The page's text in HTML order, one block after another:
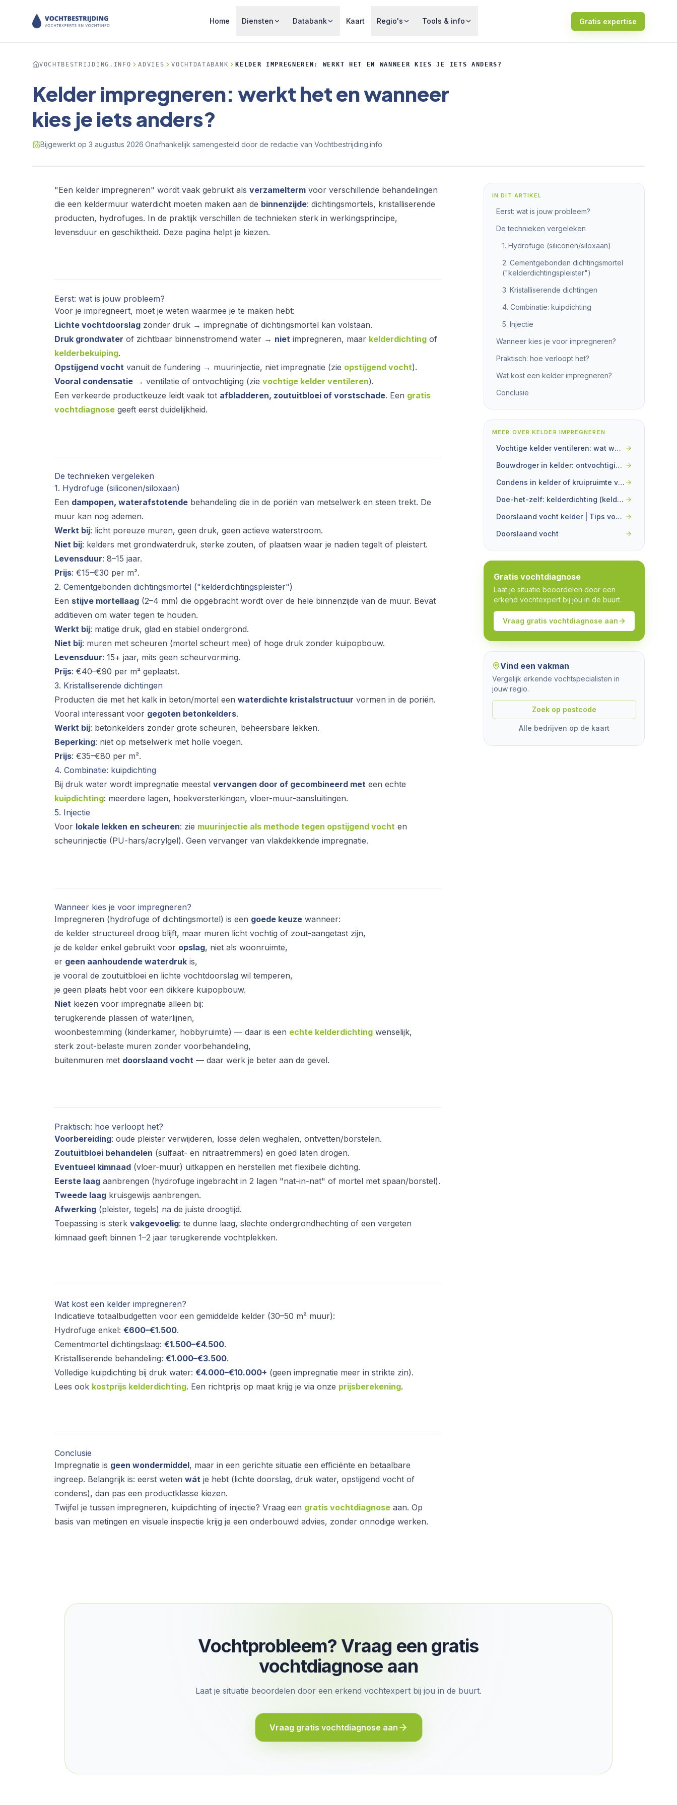
Home Diensten Databank Kaart Regio's Tools & info Gratis expertise
VOCHTBESTRIJDING.INFO ADVIES VOCHTDATABANK KELDER IMPREGNEREN: WERKT HET EN WANNEER KIES JE IETS ANDERS?
Kelder impregneren: werkt het en wanneer
kies je iets anders?
Bijgewerkt op 3 augustus 2026·Onafhankelijk samengesteld door de redactie van Vochtbestrijding.info
"Een kelder impregneren" wordt vaak gebruikt als verzamelterm voor verschillende behandelingen
die een keldermuur waterdicht moeten maken aan de binnenzijde: dichtingsmortels, kristalliserende
producten, hydrofuges. In de praktijk verschillen de technieken sterk in werkingsprincipe,
levensduur en geschiktheid. Deze pagina helpt je kiezen.
Eerst: wat is jouw probleem?
Voor je impregneert, moet je weten waarmee je te maken hebt:
Lichte vochtdoorslag zonder druk → impregnatie of dichtingsmortel kan volstaan.
Druk grondwater of zichtbaar binnenstromend water → niet impregneren, maar kelderdichting of
kelderbekuiping.
Opstijgend vocht vanuit de fundering → muurinjectie, niet impregnatie (zie opstijgend vocht).
Vooral condensatie → ventilatie of ontvochtiging (zie vochtige kelder ventileren).
Een verkeerde productkeuze leidt vaak tot afbladderen, zoutuitbloei of vorstschade. Een gratis
vochtdiagnose geeft eerst duidelijkheid.
De technieken vergeleken
1. Hydrofuge (siliconen/siloxaan)
Een dampopen, waterafstotende behandeling die in de poriën van metselwerk en steen trekt. De
muur kan nog ademen.
Werkt bij: licht poreuze muren, geen druk, geen actieve waterstroom.
Niet bij: kelders met grondwaterdruk, sterke zouten, of plaatsen waar je nadien tegelt of pleistert.
Levensduur: 8–15 jaar.
Prijs: €15–€30 per m².
2. Cementgebonden dichtingsmortel ("kelderdichtingspleister")
Een stijve mortellaag (2–4 mm) die opgebracht wordt over de hele binnenzijde van de muur. Bevat
additieven om water tegen te houden.
Werkt bij: matige druk, glad en stabiel ondergrond.
Niet bij: muren met scheuren (mortel scheurt mee) of hoge druk zonder kuipopbouw.
Levensduur: 15+ jaar, mits geen scheurvorming.
Prijs: €40–€90 per m² geplaatst.
3. Kristalliserende dichtingen
Producten die met het kalk in beton/mortel een waterdichte kristalstructuur vormen in de poriën.
Vooral interessant voor gegoten betonkelders.
Werkt bij: betonkelders zonder grote scheuren, beheersbare lekken.
Beperking: niet op metselwerk met holle voegen.
Prijs: €35–€80 per m².
4. Combinatie: kuipdichting
Bij druk water wordt impregnatie meestal vervangen door of gecombineerd met een echte
kuipdichting: meerdere lagen, hoekversterkingen, vloer-muur-aansluitingen.
5. Injectie
Voor lokale lekken en scheuren: zie muurinjectie als methode tegen opstijgend vocht en
scheurinjectie (PU-hars/acrylgel). Geen vervanger van vlakdekkende impregnatie.
Wanneer kies je voor impregneren?
Impregneren (hydrofuge of dichtingsmortel) is een goede keuze wanneer:
de kelder structureel droog blijft, maar muren licht vochtig of zout-aangetast zijn,
je de kelder enkel gebruikt voor opslag, niet als woonruimte,
er geen aanhoudende waterdruk is,
je vooral de zoutuitbloei en lichte vochtdoorslag wil temperen,
je geen plaats hebt voor een dikkere kuipopbouw.
Niet kiezen voor impregnatie alleen bij:
terugkerende plassen of waterlijnen,
woonbestemming (kinderkamer, hobbyruimte) — daar is een echte kelderdichting wenselijk,
sterk zout-belaste muren zonder voorbehandeling,
buitenmuren met doorslaand vocht — daar werk je beter aan de gevel.
Praktisch: hoe verloopt het?
Voorbereiding: oude pleister verwijderen, losse delen weghalen, ontvetten/borstelen.
Zoutuitbloei behandelen (sulfaat- en nitraatremmers) en goed laten drogen.
Eventueel kimnaad (vloer-muur) uitkappen en herstellen met flexibele dichting.
Eerste laag aanbrengen (hydrofuge ingebracht in 2 lagen "nat-in-nat" of mortel met spaan/borstel).
Tweede laag kruisgewijs aanbrengen.
Afwerking (pleister, tegels) na de juiste droogtijd.
Toepassing is sterk vakgevoelig: te dunne laag, slechte ondergrondhechting of een vergeten
kimnaad geeft binnen 1–2 jaar terugkerende vochtplekken.
Wat kost een kelder impregneren?
Indicatieve totaalbudgetten voor een gemiddelde kelder (30–50 m² muur):
Hydrofuge enkel: €600–€1.500.
Cementmortel dichtingslaag: €1.500–€4.500.
Kristalliserende behandeling: €1.000–€3.500.
Volledige kuipdichting bij druk water: €4.000–€10.000+ (geen impregnatie meer in strikte zin).
Lees ook kostprijs kelderdichting. Een richtprijs op maat krijg je via onze prijsberekening.
Conclusie
Impregnatie is geen wondermiddel, maar in een gerichte situatie een efficiënte en betaalbare
ingreep. Belangrijk is: eerst weten wát je hebt (lichte doorslag, druk water, opstijgend vocht of
condens), dan pas een productklasse kiezen.
Twijfel je tussen impregneren, kuipdichting of injectie? Vraag een gratis vochtdiagnose aan. Op
basis van metingen en visuele inspectie krijg je een onderbouwd advies, zonder onnodige werken.
IN DIT ARTIKEL
Eerst: wat is jouw probleem?
De technieken vergeleken
1. Hydrofuge (siliconen/siloxaan)
2. Cementgebonden dichtingsmortel
("kelderdichtingspleister")
3. Kristalliserende dichtingen
4. Combinatie: kuipdichting
5. Injectie
Wanneer kies je voor impregneren?
Praktisch: hoe verloopt het?
Wat kost een kelder impregneren?
Conclusie
MEER OVER KELDER IMPREGNEREN
Vochtige kelder ventileren: wat werkt en wat juist niet
Bouwdroger in kelder: ontvochtiging tegen condens en vocht
Condens in kelder of kruipruimte voorkomen
Doe-het-zelf: kelderdichting (kelder waterdicht maken)
Doorslaand vocht kelder | Tips vochtbestrijding
Doorslaand vocht
Gratis vochtdiagnose
Laat je situatie beoordelen door een
erkend vochtexpert bij jou in de buurt.
Vraag gratis vochtdiagnose aan
Vind een vakman
Vergelijk erkende vochtspecialisten in
jouw regio.
Zoek op postcode
Alle bedrijven op de kaart
Vochtprobleem? Vraag een gratis
vochtdiagnose aan
Laat je situatie beoordelen door een erkend vochtexpert bij jou in de buurt.
Vraag gratis vochtdiagnose aan